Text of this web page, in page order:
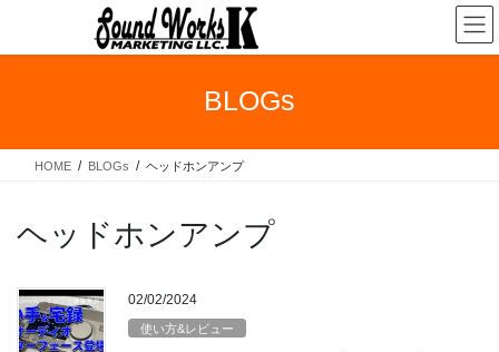
テ
ス
ゲ
ン
BLOGs
HOME BLOGs ヘッドホンアンプ
ヘッドホンアンプ
02/02/2024
使い方&レビュー